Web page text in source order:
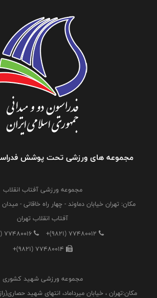
مجموعه های ورزشی تحت پوشش
مجموعه ورزشی آفتاب انقلاب
مکان: تهران خیابان دماوند - چهار راه خاقانی -
آفتاب انقلاب تهران
+(9821) 77480012
77480016
+(9821) 77480014
مجموعه ورزشی شهید کشوری
مکان:تهران ، خیابان میرداماد، انتهای شهید